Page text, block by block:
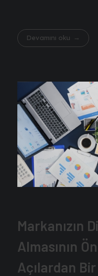
Devamını oku
Markanızın
Almasının
Açılardan Bir